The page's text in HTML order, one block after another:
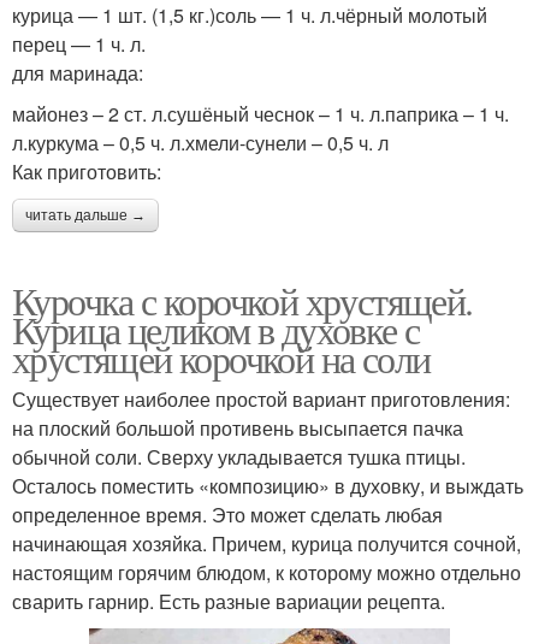
курица — 1 шт. (1,5 кг.)соль — 1 ч. л.чёрный молотый
перец — 1 ч. л.
для маринада:
майонез – 2 ст. л.сушёный чеснок – 1 ч. л.паприка – 1 ч.
л.куркума – 0,5 ч. л.хмели-сунели – 0,5 ч. л
Как приготовить:
читать дальше →
Курочка с корочкой хрустящей.
Курица целиком в духовке с
хрустящей корочкой на соли
Существует наиболее простой вариант приготовления:
на плоский большой противень высыпается пачка
обычной соли. Сверху укладывается тушка птицы.
Осталось поместить «композицию» в духовку, и выждать
определенное время. Это может сделать любая
начинающая хозяйка. Причем, курица получится сочной,
настоящим горячим блюдом, к которому можно отдельно
сварить гарнир. Есть разные вариации рецепта.